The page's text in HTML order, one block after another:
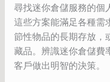
尋找迷你倉儲服務的個
這些方案能滿足各種需
節性物品的長期存放，
藏品。辨識迷你倉儲費
客戶做出明智的決策。